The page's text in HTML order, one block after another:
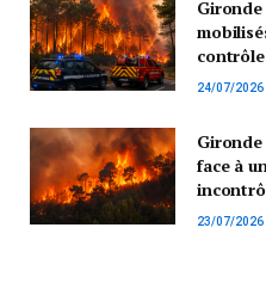
contrôle
24/07/2026
face à
23/07/2026